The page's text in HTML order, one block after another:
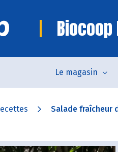
Le magasin
Salade fraîcheur